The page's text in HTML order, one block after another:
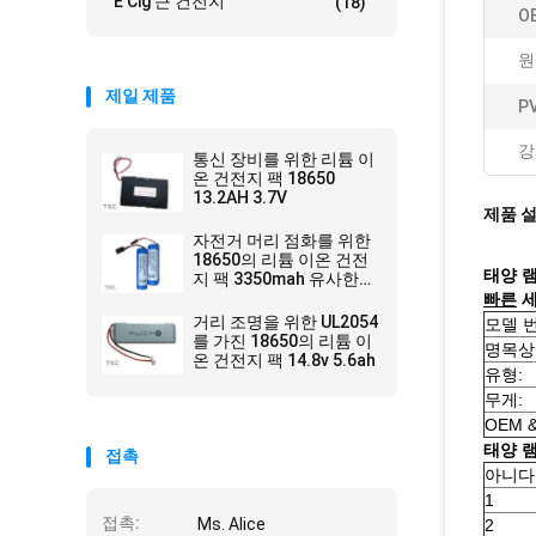
제일 제품
통신 장비를 위한 리튬 이
온 건전지 팩 18650
13.2AH 3.7V
자전거 머리 점화를 위한
18650의 리튬 이온 건전
지 팩 3350mah 유사한
거리 조명을 위한 UL2054
를 가진 18650의 리튬 이
온 건전지 팩 14.8v 5.6ah
접촉
접촉: Ms. Alice
제품
태양
빠른
모델
명목
유형:
무게:
OEM
태양
아니
1
2